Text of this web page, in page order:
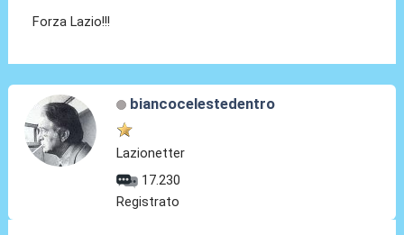
Forza Lazio!!!
biancocelestedentro
Lazionetter
17.230
Registrato